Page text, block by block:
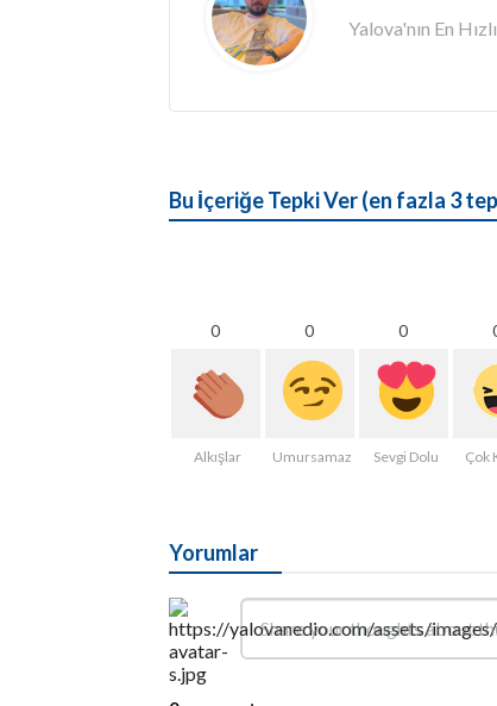
Yalova'nın En
Bu İçeriğe Tepki Ver (en fazla 3
0
Alkışlar
0
Umursamaz
0
Sevgi Dolu Çok
Yorumlar